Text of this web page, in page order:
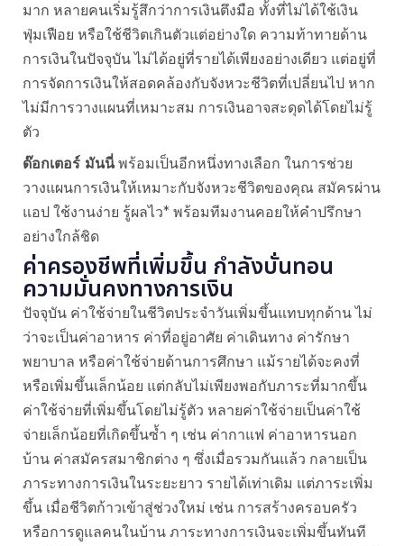
มาก หลายคนเริ่มรู้สึกว่าการเงินตึงมือ ทั้งที่ไม่ได้ใช้เงิน
ฟุ่มเฟือย หรือใช้ชีวิตเกินตัวแต่อย่างใด ความท้าทายด้าน
การเงินในปัจจุบัน ไม่ได้อยู่ที่รายได้เพียงอย่างเดียว แต่อยู่ที่
การจัดการเงินให้สอดคล้องกับจังหวะชีวิตที่เปลี่ยนไป หาก
ไม่มีการวางแผนที่เหมาะสม การเงินอาจสะดุดได้โดยไม่รู้
ตัว
ด๊อกเตอร์ มันนี่พร้อมเป็นอีกหนึ่งทางเลือก ในการช่วย
วางแผนการเงินให้เหมาะกับจังหวะชีวิตของคุณ สมัครผ่าน
แอป ใช้งานง่าย รู้ผลไว* พร้อมทีมงานคอยให้คำปรึกษา
อย่างใกล้ชิด
ค่าครองชีพที่เพิ่มขึ้น กำลังบั่นทอน
ความมั่นคงทางการเงิน
ปัจจุบัน ค่าใช้จ่ายในชีวิตประจำวันเพิ่มขึ้นแทบทุกด้าน ไม่
ว่าจะเป็นค่าอาหาร ค่าที่อยู่อาศัย ค่าเดินทาง ค่ารักษา
พยาบาล หรือค่าใช้จ่ายด้านการศึกษา แม้รายได้จะคงที่
หรือเพิ่มขึ้นเล็กน้อย แต่กลับไม่เพียงพอกับภาระที่มากขึ้น
ค่าใช้จ่ายที่เพิ่มขึ้นโดยไม่รู้ตัว หลายค่าใช้จ่ายเป็นค่าใช้
จ่ายเล็กน้อยที่เกิดขึ้นซ้ำ ๆ เช่น ค่ากาแฟ ค่าอาหารนอก
บ้าน ค่าสมัครสมาชิกต่าง ๆ ซึ่งเมื่อรวมกันแล้ว กลายเป็น
ภาระทางการเงินในระยะยาว รายได้เท่าเดิม แต่ภาระเพิ่ม
ขึ้น เมื่อชีวิตก้าวเข้าสู่ช่วงใหม่ เช่น การสร้างครอบครัว
หรือการดูแลคนในบ้าน ภาระทางการเงินจะเพิ่มขึ้นทันที